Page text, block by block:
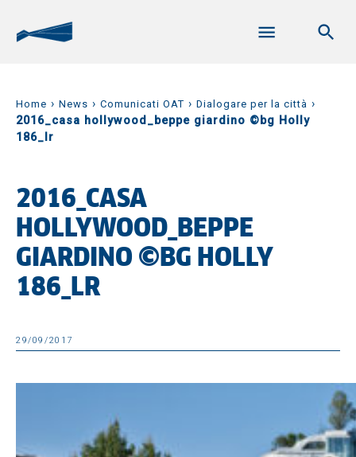
Home › News › Comunicati OAT › Dialogare per la città ›
2016_casa hollywood_beppe giardino ©bg Holly
186_lr
2016_CASA
HOLLYWOOD_BEPPE
GIARDINO ©BG HOLLY
186_LR
29/09/2017